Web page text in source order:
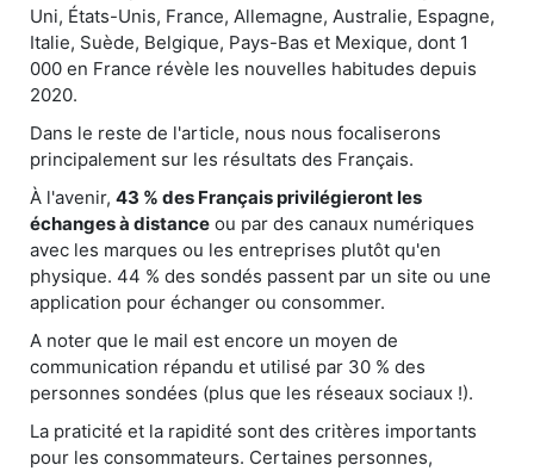
Uni, États-Unis, France, Allemagne, Australie, Espagne,
Italie, Suède, Belgique, Pays-Bas et Mexique, dont 1
000 en France révèle les nouvelles habitudes depuis
2020.
Dans le reste de l'article, nous nous focaliserons
principalement sur les résultats des Français.
À l'avenir, 43 % des Français privilégieront les
échanges à distance ou par des canaux numériques
avec les marques ou les entreprises plutôt qu'en
physique. 44 % des sondés passent par un site ou une
application pour échanger ou consommer.
A noter que le mail est encore un moyen de
communication répandu et utilisé par 30 % des
personnes sondées (plus que les réseaux sociaux !).
La praticité et la rapidité sont des critères importants
pour les consommateurs. Certaines personnes,